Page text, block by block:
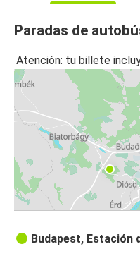
Paradas de
Atención: tu billete
Budapest, Estación